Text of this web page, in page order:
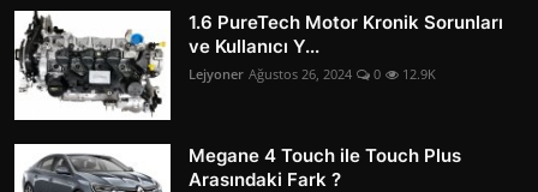
1.6 PureTech Motor Kronik Sorunları
ve Kullanıcı Y...
Lejyoner Ağustos 26, 2024 0 12.9K
Megane 4 Touch ile Touch Plus
Arasındaki Fark ?